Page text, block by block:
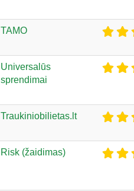
TAMO
Universalūs
sprendimai
Traukiniobilietas.lt
Risk (žaidimas)